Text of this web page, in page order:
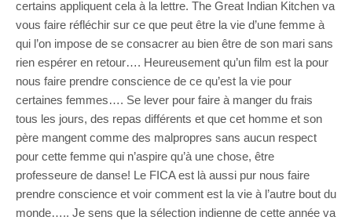
certains appliquent cela à la lettre. The Great Indian Kitchen va
vous faire réfléchir sur ce que peut être la vie d’une femme à
qui l’on impose de se consacrer au bien être de son mari sans
rien espérer en retour…. Heureusement qu’un film est la pour
nous faire prendre conscience de ce qu’est la vie pour
certaines femmes…. Se lever pour faire à manger du frais
tous les jours, des repas différents et que cet homme et son
père mangent comme des malpropres sans aucun respect
pour cette femme qui n’aspire qu’à une chose, être
professeure de danse! Le FICA est là aussi pur nous faire
prendre conscience et voir comment est la vie à l’autre bout du
monde….. Je sens que la sélection indienne de cette année va